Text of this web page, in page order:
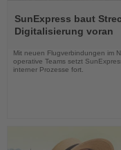
Sie
die
Nachrichten
SunExpress baut
Digitalisierung voran
Mit neuen Flugverbindungen im
operative Teams setzt
interner Prozesse fort.